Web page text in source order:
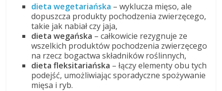
dieta wegetariańska – wyklucza mięso, ale
dopuszcza produkty pochodzenia zwierzęcego,
takie jak nabiał czy jaja,
dieta wegańska – całkowicie rezygnuje ze
wszelkich produktów pochodzenia zwierzęcego
na rzecz bogactwa składników roślinnych,
dieta fleksitariańska – łączy elementy obu tych
podejść, umożliwiając sporadyczne spożywanie
mięsa i ryb.